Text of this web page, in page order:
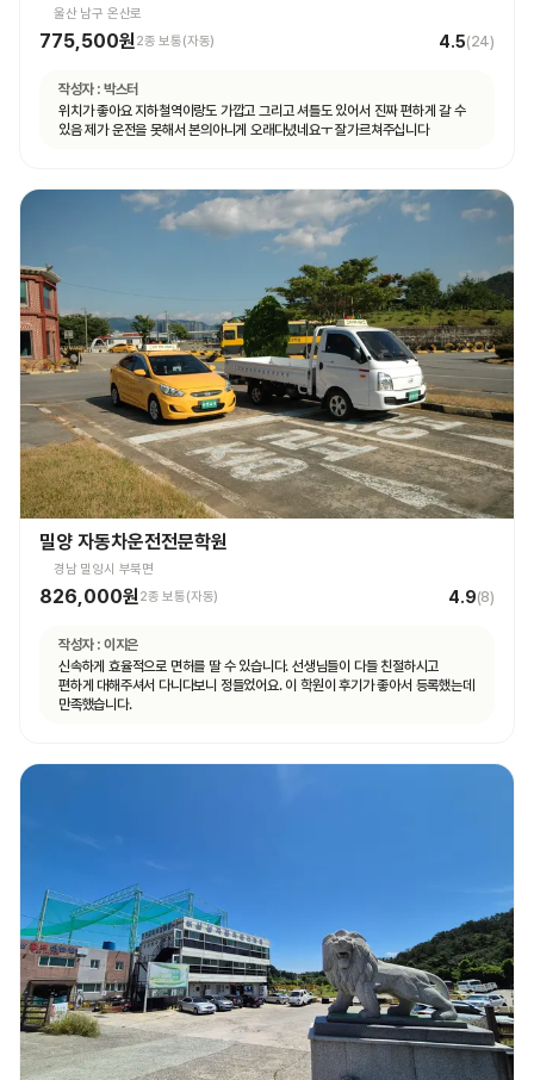
울산 남구 온산로
775,500원2종 보통(자동) 4.5(24)
작성자 : 박스터
위치가 좋아요 지하철역이랑도 가깝고 그리고 셔틀도 있어서 진짜 편하게 갈 수
있음 제가 운전을 못해서 본의아니게 오래다녔네요ㅜ 잘가르쳐주십니다
밀양 자동차운전전문학원
경남 밀양시 부북면
826,000원 2종 보통(자동) 4.9(8)
작성자 : 이지은
신속하게 효율적으로 면허를 딸 수 있습니다. 선생님들이 다들 친절하시고
편하게 대해주셔서 다니다보니 정들었어요. 이 학원이 후기가 좋아서 등록했는데
만족했습니다.